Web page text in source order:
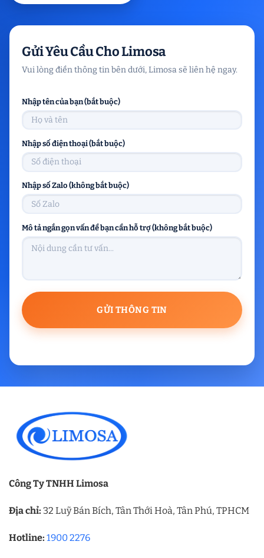
Gửi Yêu Cầu Cho Limosa
Vui lòng điền thông tin bên dưới, Limosa sẽ liên hệ ngay.
Nhập tên của bạn (bắt buộc)
Nhập số điện thoại (bắt buộc)
Nhập số Zalo (không bắt buộc)
Mô tả ngắn gọn vấn đề bạn cần hỗ trợ (không bắt buộc)
Công Ty TNHH Limosa
Địa chỉ: 32 Luỹ Bán Bích, Tân Thới Hoà, Tân Phú, TPHCM
Hotline: 1900 2276